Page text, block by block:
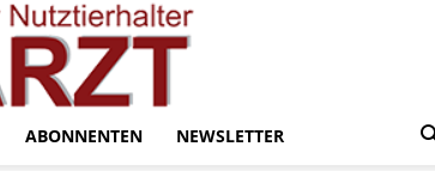
ABONNENTEN NEWSLETTER